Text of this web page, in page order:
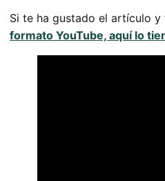
Si te ha gustado el artículo
formato YouTube, aquí lo